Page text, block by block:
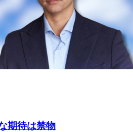
期待は禁物